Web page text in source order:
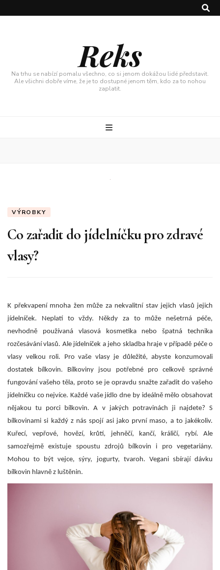
Reks
Na trhu se nabízí pomalu všechno, co si jenom dokážou lidé představit.
Ale všichni dobře víme, že je to dostupné jenom těm, kdo za to nohou
zaplatit.
VÝROBKY
Co zařadit do jídelníčku pro zdravé
vlasy?
K překvapení mnoha žen může za nekvalitní stav jejich vlasů jejich
jídelníček. Neplatí to vždy. Někdy za to může nešetrná péče,
nevhodně používaná vlasová kosmetika nebo špatná technika
rozčesávání vlasů. Ale jídelníček a jeho skladba hraje v případě péče o
vlasy velkou roli. Pro vaše vlasy je důležité, abyste konzumovali
dostatek bílkovin. Bílkoviny jsou potřebné pro celkově správné
fungování vašeho těla, proto se je opravdu snažte zařadit do vašeho
jídelníčku co nejvíce. Každé vaše jídlo dne by ideálně mělo obsahovat
nějakou tu porci bílkovin. A v jakých potravinách ji najdete? S
bílkovinami si každý z nás spojí asi jako první maso, a to jakékoliv.
Kuřecí, vepřové, hovězí, krůtí, jehněčí, kančí, králičí, rybí. Ale
samozřejmě existuje spoustu zdrojů bílkovin i pro vegetariány.
Mohou to být vejce, sýry, jogurty, tvaroh. Vegani sbírají dávku
bílkovin hlavně z luštěnin.